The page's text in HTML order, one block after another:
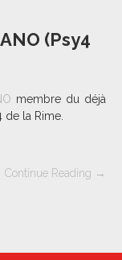
(Psy4
membre du déjà
la Rime.
Continue Reading →